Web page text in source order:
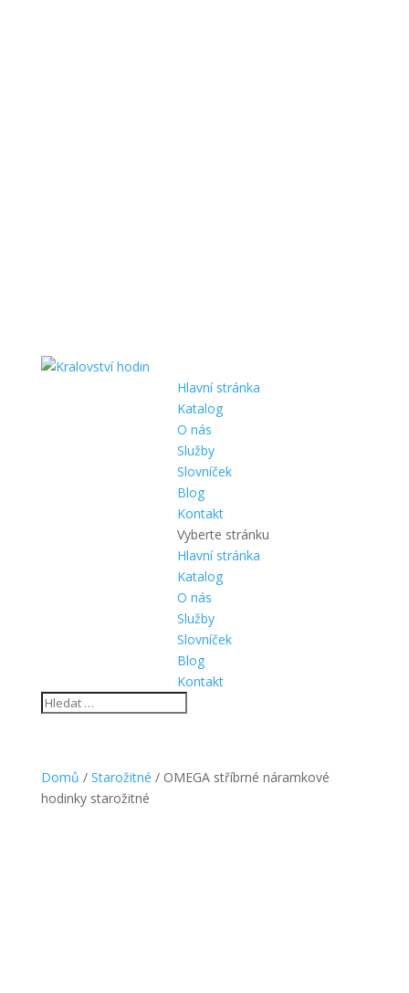
Hlavní stránka
Katalog
O nás
Služby
Slovníček
Blog
Kontakt
Vyberte stránku
Hlavní stránka
Katalog
O nás
Služby
Slovníček
Blog
Kontakt
Domů / Starožitné / OMEGA stříbrné náramkové
hodinky starožitné